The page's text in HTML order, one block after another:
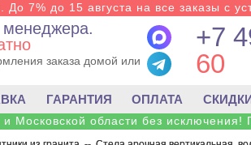
7% до 15 августа на все заказы с
заказа домой или
+7
60
ГАРАНТИЯ ОПЛАТА
Московской области без исключения!